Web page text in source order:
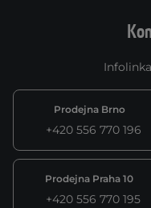
Infolinka
Prodejna Brno
+420 556 770 196
Prodejna Praha 10
+420 556 770 195